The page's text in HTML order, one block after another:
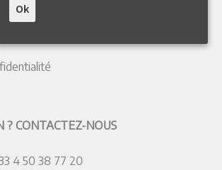
? CONTACTEZ-NOUS
4 50 38 77 20
Ok